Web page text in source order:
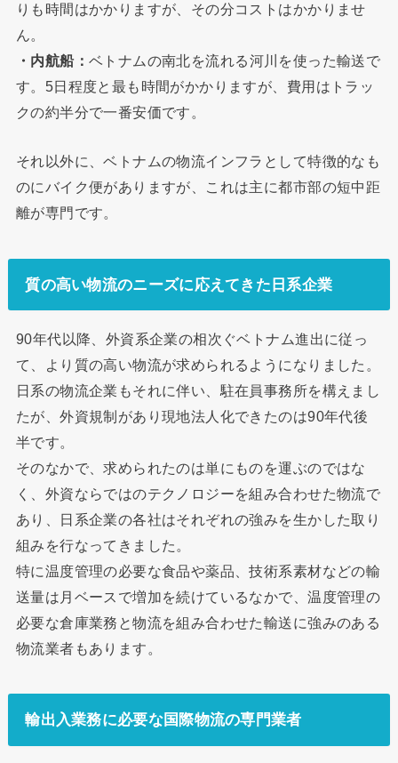
りも時間はかかりますが、その分コストはかかりませ
ん。
・内航船： ベトナムの南北を流れる河川を使った輸送で
す。5日程度と最も時間がかかりますが、費用はトラッ
クの約半分で一番安価です。
それ以外に、ベトナムの物流インフラとして特徴的なも
のにバイク便がありますが、これは主に都市部の短中距
離が専門です。
質の高い物流のニーズに応えてきた日系企業
90年代以降、外資系企業の相次ぐベトナム進出に従っ
て、より質の高い物流が求められるようになりました。
日系の物流企業もそれに伴い、駐在員事務所を構えまし
たが、外資規制があり現地法人化できたのは90年代後
半です。
そのなかで、求められたのは単にものを運ぶのではな
く、外資ならではのテクノロジーを組み合わせた物流で
あり、日系企業の各社はそれぞれの強みを生かした取り
組みを行なってきました。
特に温度管理の必要な食品や薬品、技術系素材などの輸
送量は月ベースで増加を続けているなかで、温度管理の
必要な倉庫業務と物流を組み合わせた輸送に強みのある
物流業者もあります。
輸出入業務に必要な国際物流の専門業者